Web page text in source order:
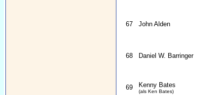
67 John Alden
68 Daniel W. Barringer
69 Kenny Bates
(als Ken Bates)